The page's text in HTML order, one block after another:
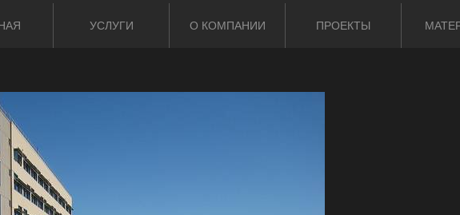
УСЛУГИ О КОМПАНИИ ПРОЕКТЫ